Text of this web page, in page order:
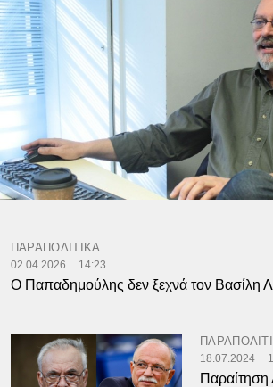
ΠΑΡΑΠΟΛΙΤΙΚΑ
02.04.2026 14:23
Ο Παπαδημούλης δεν ξεχνά τον Βασίλη
18.07.2024